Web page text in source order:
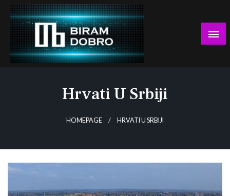
Skip
content
Hrvati U Srbiji
HOMEPAGE HRVATI U SRBIJI